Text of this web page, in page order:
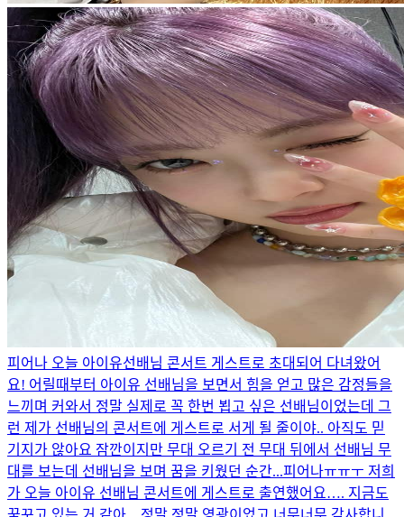
피어나 오늘 아이유선배님 콘서트 게스트로 초대되어 다녀왔어
요! 어릴때부터 아이유 선배님을 보면서 힘을 얻고 많은 감정들을
느끼며 커와서 정말 실제로 꼭 한번 뵙고 싶은 선배님이었는데 그
런 제가 선배님의 콘서트에 게스트로 서게 될 줄이야.. 아직도 믿
기지가 않아요 잠깐이지만 무대 오르기 전 무대 뒤에서 선배님 무
대를 보는데 선배님을 보며 꿈을 키웠던 순간...피어나ㅠㅠㅜ 저희
가 오늘 아이유 선배님 콘서트에 게스트로 출연했어요…. 지금도